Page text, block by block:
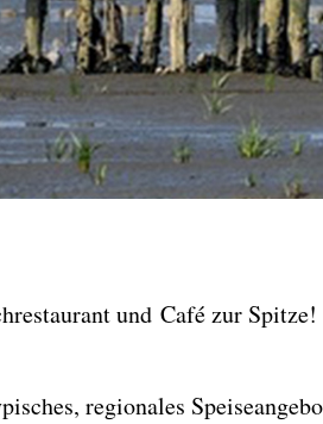
und Café zur Spitze!
regionales